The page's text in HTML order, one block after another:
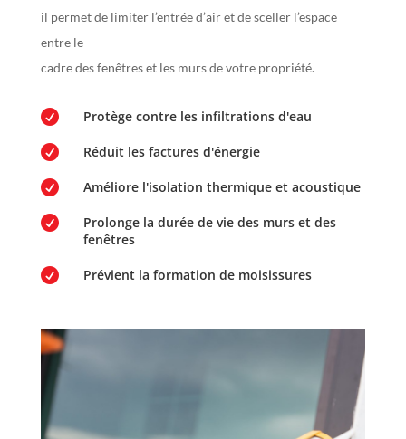
il permet de limiter l’entrée d’air et de sceller l’espace
entre le
cadre des fenêtres et les murs de votre propriété.
 Protège contre les infiltrations d'eau
 Réduit les factures d'énergie
 Améliore l'isolation thermique et acoustique

Prolonge la durée de vie des murs et des
fenêtres
 Prévient la formation de moisissures